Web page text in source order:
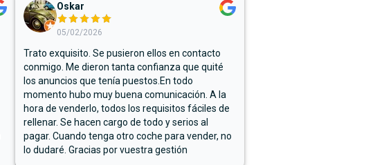
Oskar
05/02/2026
Trato exquisito. Se pusieron ellos en contacto
conmigo. Me dieron tanta confianza que quité
los anuncios que tenía puestos.En todo
momento hubo muy buena comunicación. A la
hora de venderlo, todos los requisitos fáciles de
rellenar. Se hacen cargo de todo y serios al
pagar. Cuando tenga otro coche para vender, no
lo dudaré. Gracias por vuestra gestión